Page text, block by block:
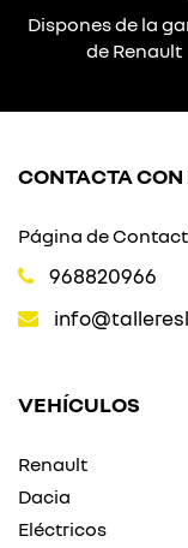
Dispones de la
de Renault
CONTACTA CON
Página de
968820966
VEHÍCULOS
Renault
Dacia
Eléctricos